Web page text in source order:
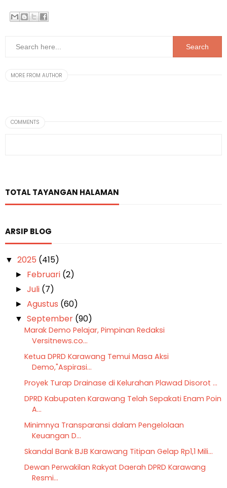
MORE FROM AUTHOR
COMMENTS
TOTAL TAYANGAN HALAMAN
ARSIP BLOG
▼ 2025 (415)
► Februari (2)
►Juli (7)
► Agustus (60)
▼September (90)
Marak Demo Pelajar, Pimpinan Redaksi
Versitnews.co...
Ketua DPRD Karawang Temui Masa Aksi
Demo,"Aspirasi...
Proyek Turap Drainase di Kelurahan Plawad Disorot ...
DPRD Kabupaten Karawang Telah Sepakati Enam Poin
A...
Minimnya Transparansi dalam Pengelolaan
Keuangan D...
Skandal Bank BJB Karawang Titipan Gelap Rp1,1 Mili...
Dewan Perwakilan Rakyat Daerah DPRD Karawang
Resmi...